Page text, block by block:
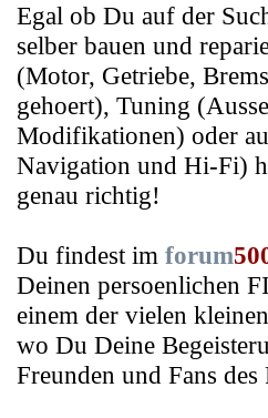
Egal ob Du auf der
selber bauen und
(Motor, Getriebe,
gehoert), Tuning
Modifikationen) oder
Navigation und Hi-Fi)
genau richtig!
Du findest im forum
Deinen persoenlichen
einem der vielen
wo Du Deine
Freunden und Fans